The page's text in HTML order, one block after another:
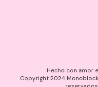
Hecho con amor
Copyright 2024